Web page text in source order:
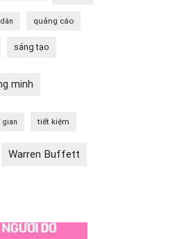
quảng cáo
sáng tạo
minh
gian tiết kiệm
Warren Buffett